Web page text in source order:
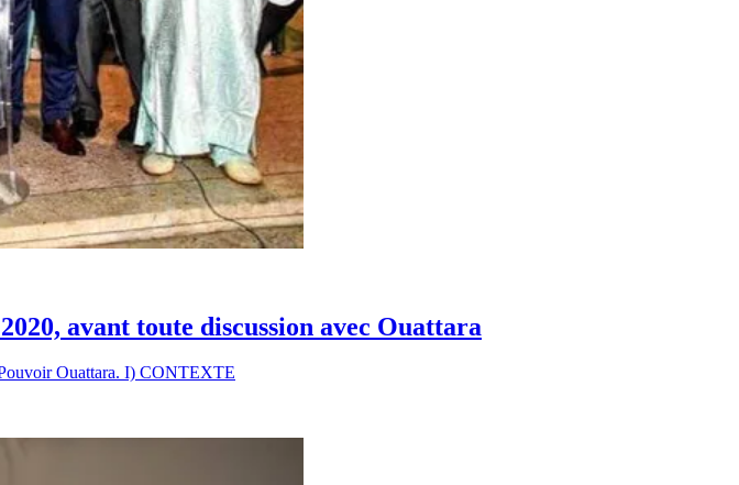
avant toute discussion avec Ouattara
Ouattara. I) CONTEXTE